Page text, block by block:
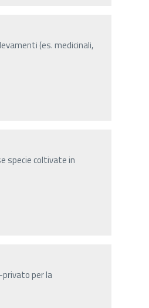
(es. medicinali,
specie coltivate in
privato per la